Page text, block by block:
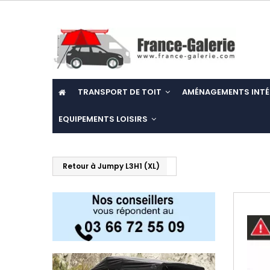
TRANSPORT DE TOIT AMÉNAGEMENTS
EQUIPEMENTS LOISIRS
Retour à Jumpy L3H1 (XL)